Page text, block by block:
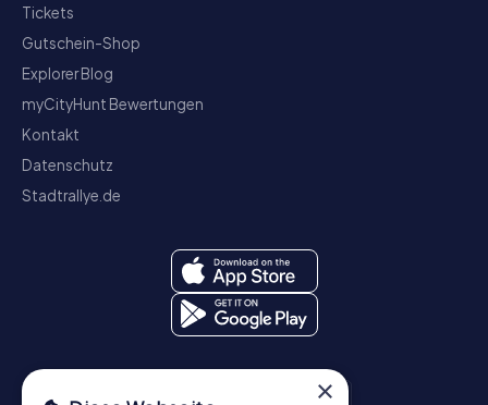
Tickets
Gutschein-Shop
Explorer Blog
myCityHunt Bewertungen
Kontakt
Datenschutz
Stadtrallye.de
×